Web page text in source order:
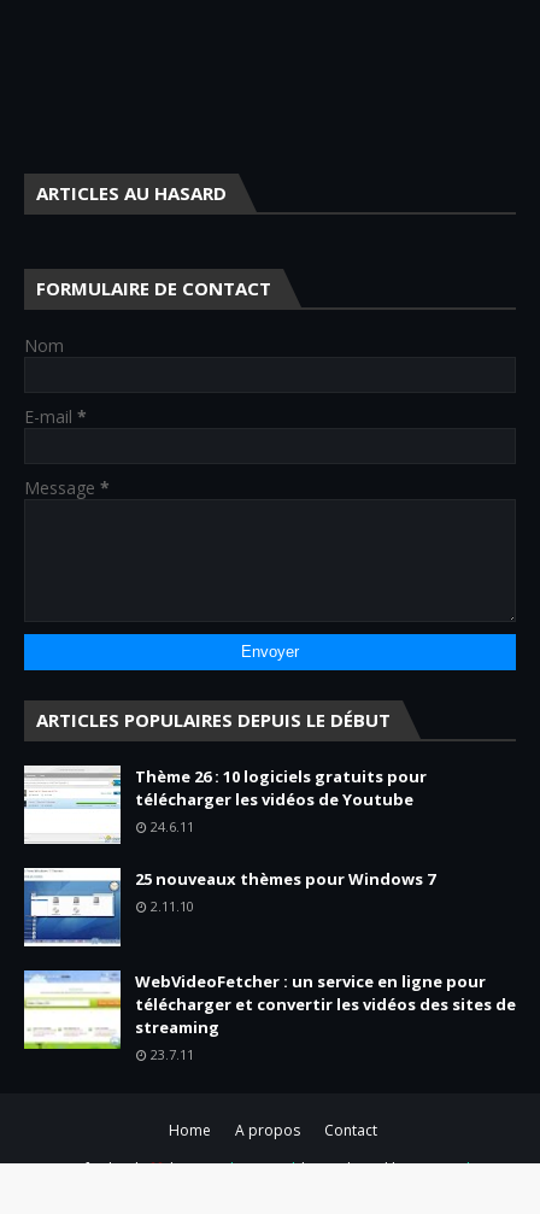
ARTICLES AU HASARD
FORMULAIRE DE CONTACT
Nom
E-mail *
Message *
ARTICLES POPULAIRES DEPUIS LE DÉBUT
Thème 26 : 10 logiciels gratuits pour
télécharger les vidéos de Youtube
24.6.11
25 nouveaux thèmes pour Windows 7
2.11.10
WebVideoFetcher : un service en ligne pour
télécharger et convertir les vidéos des sites de
streaming
23.7.11
Home A propos
Contact
Crafted with
byTemplatesYard| Distributed byGooyaabi